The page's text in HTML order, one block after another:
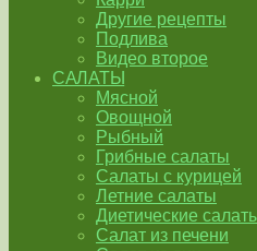
Другие рецепты
Подлива
Видео второе
САЛАТЫ
Мясной
Овощной
Рыбный
Грибные салаты
Салаты с курицей
Летние салаты
Диетические
Салат из печени